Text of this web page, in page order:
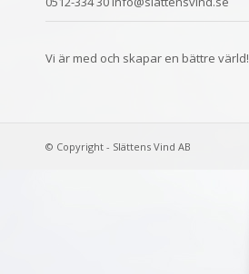
Vi är med och skapar en bättre värld!
© Copyright - Slättens Vind AB